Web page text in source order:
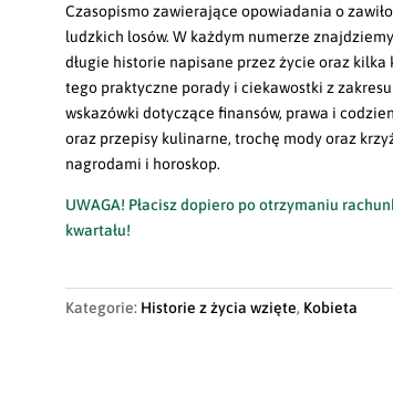
Czasopismo zawierające opowiadania o
ludzkich losów. W każdym numerze
długie historie napisane przez życie oraz kilka
tego praktyczne porady i ciekawostki z
wskazówki dotyczące finansów, prawa i
oraz przepisy kulinarne, trochę mody oraz
nagrodami i horoskop.
UWAGA! Płacisz dopiero po otrzymaniu
kwartału!
Kategorie: Historie z życia wzięte, Kobieta